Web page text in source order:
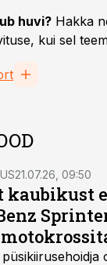
huvi? Hakka
kui sel
21.07.26, 09:50